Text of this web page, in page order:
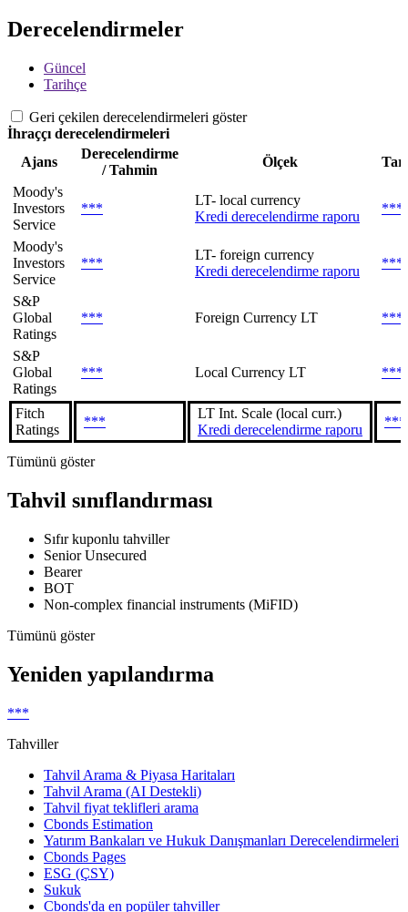
Derecelendirmeler
Güncel
Tarihçe
Geri çekilen derecelendirmeleri göster
İhraççı derecelendirmeleri
Ajans
Derecelendirme
/ Tahmin
Ölçek
Moody's
Investors
Service
***
LT- local currency
Kredi derecelendirme raporu
***
Moody's
Investors
Service
***
LT- foreign currency
Kredi derecelendirme raporu
***
S&P
Global
Ratings
*** Foreign Currency LT ***
S&P
Global
Ratings
*** Local Currency LT ***
Fitch
Ratings
***
LT Int. Scale (local curr.)
Kredi derecelendirme raporu
***
Tümünü göster
Tahvil sınıflandırması
Sıfır kuponlu tahviller
Senior Unsecured
Bearer
BOT
Non-complex financial instruments (MiFID)
Tümünü göster
Yeniden yapılandırma
***
Tahviller
Tahvil Arama & Piyasa Haritaları
Tahvil Arama (AI Destekli)
Tahvil fiyat teklifleri arama
Cbonds Estimation
Yatırım Bankaları ve Hukuk Danışmanları Derecelendirmeleri
Cbonds Pages
ESG (ÇSY)
Sukuk
Cbonds'da en popüler tahviller